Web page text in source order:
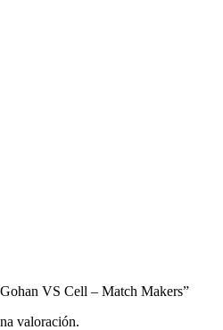
VS Cell – Match Makers”
valoración.